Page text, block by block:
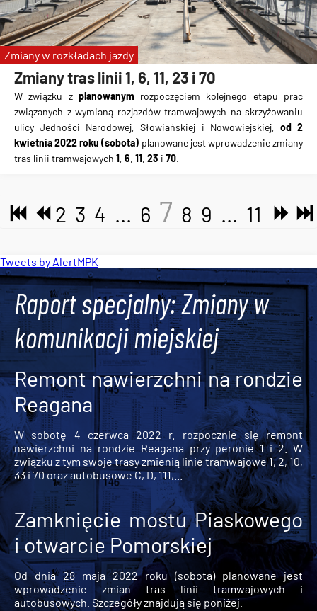
Zmiany tras linii 1, 6, 11, 23 i 70
W związku z planowanym rozpoczęciem kolejnego etapu prac
związanych z wymianą rozjazdów tramwajowych na skrzyżowaniu
ulicy Jedności Narodowej, Słowiańskiej i Nowowiejskiej, od 2
kwietnia 2022 roku (sobota) planowane jest wprowadzenie zmiany
tras linii tramwajowych 1, 6, 11, 23 i 70.
Zmiany w rozkładach jazdy
2 3 4 ... 6 7 8 9 ... 11
Tweets by AlertMPK
Raport specjalny: Zmiany w
komunikacji miejskiej
Remont nawierzchni na rondzie
Reagana
W sobotę 4 czerwca 2022 r. rozpocznie się remont
nawierzchni na rondzie Reagana przy peronie 1 i 2. W
związku z tym swoje trasy zmienią linie tramwajowe 1, 2, 10,
33 i 70 oraz autobusowe C, D, 111,...
Zamknięcie mostu Piaskowego
i otwarcie Pomorskiej
Od dnia 28 maja 2022 roku (sobota) planowane jest
wprowadzenie zmian tras linii tramwajowych i
autobusowych. Szczegóły znajdują się poniżej.